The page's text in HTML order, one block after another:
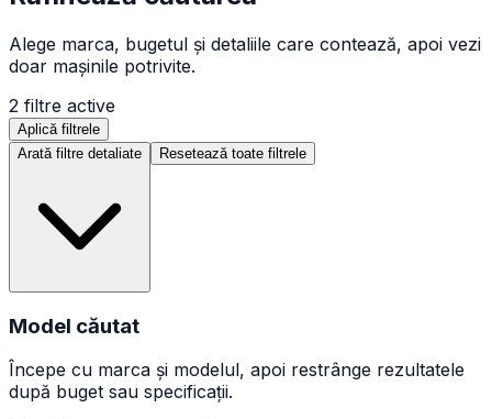
Alege marca, bugetul și detaliile care contează, apoi vezi
doar mașinile potrivite.
2 filtre active
Aplică filtrele
Arată filtre detaliate
Resetează toate filtrele
Model căutat
Începe cu marca și modelul, apoi restrânge rezultatele
după buget sau specificații.